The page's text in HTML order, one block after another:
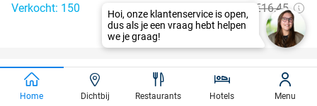
Verkocht: 150
€16,45
€9,50
36%
favorite_border
Tafelgrilldiner + evt. nagerecht
Home Dichtbij Restaurants Hotels Menu